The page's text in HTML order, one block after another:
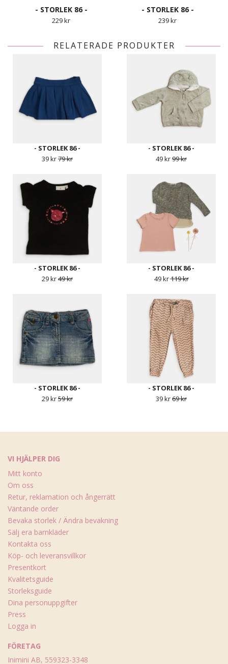
- STORLEK 86 -
229 kr
- STORLEK 86 -
239 kr
RELATERADE PRODUKTER
- STORLEK 86 -
39 kr79 kr
- STORLEK 86 -
49 kr99 kr
- STORLEK 86 -
29 kr49 kr
- STORLEK 86 -
49 kr119 kr
- STORLEK 86 -
29 kr59 kr
- STORLEK 86 -
39 kr69 kr
VI HJÄLPER DIG
Mitt konto
Om oss
Retur, reklamation och ångerrätt
Väntande order
Bevaka storlek / Ändra bevakning
Sälj era barnkläder
Kontakta oss
Köp- och leveransvillkor
Presentkort
Kvalitetsguide
Storleksguide
Dina personuppgifter
Press
Logga in
FÖRETAG
Inimini AB, 559323-3348